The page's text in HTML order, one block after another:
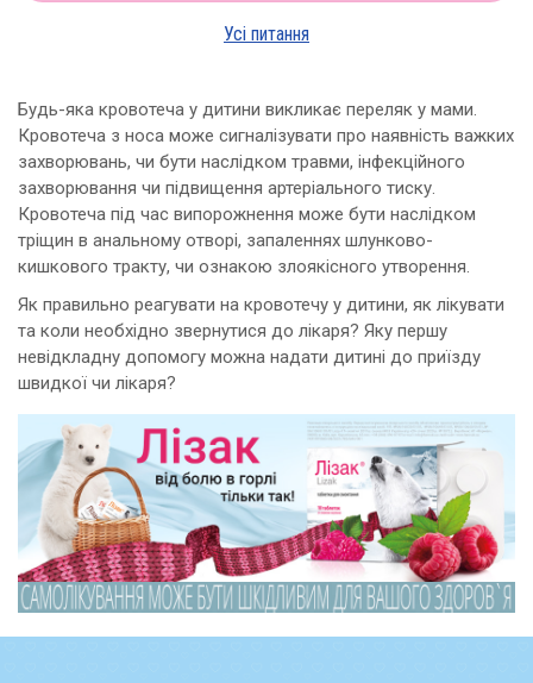
Усі питання
Будь-яка кровотеча у дитини викликає переляк у мами.
Кровотеча з носа може сигналізувати про наявність важких
захворювань, чи бути наслідком травми, інфекційного
захворювання чи підвищення артеріального тиску.
Кровотеча під час випорожнення може бути наслідком
тріщин в анальному отворі, запаленнях шлунково-
кишкового тракту, чи ознакою злоякісного утворення.
Як правильно реагувати на кровотечу у дитини, як лікувати
та коли необхідно звернутися до лікаря? Яку першу
невідкладну допомогу можна надати дитині до приїзду
швидкої чи лікаря?